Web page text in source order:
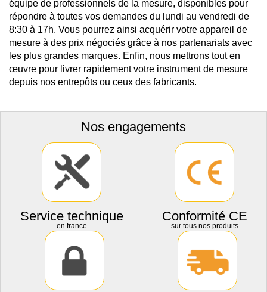
équipe de professionnels de la mesure, disponibles pour
répondre à toutes vos demandes du lundi au vendredi de
8:30 à 17h. Vous pourrez ainsi acquérir votre appareil de
mesure à des prix négociés grâce à nos partenariats avec
les plus grandes marques. Enfin, nous mettrons tout en
œuvre pour livrer rapidement votre instrument de mesure
depuis nos entrepôts ou ceux des fabricants.
Nos engagements
Service technique
en france
Conformité CE
sur tous nos produits